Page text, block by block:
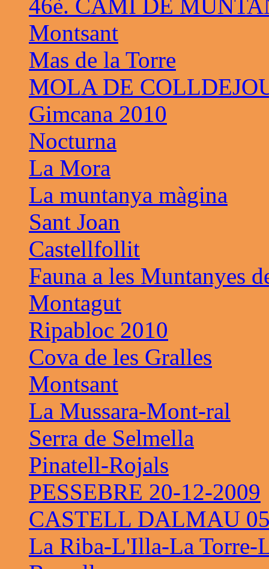
46è. CAMI DE
Montsant
Mas de la Torre
MOLA DE
Gimcana 2010
Nocturna
La Mora
La muntanya màgina
Sant Joan
Castellfollit
Fauna a les Muntanyes
Montagut
Ripabloc 2010
Cova de les Gralles
Montsant
La Mussara-Mont-ral
Serra de Selmella
Pinatell-Rojals
PESSEBRE 20-12-2009
CASTELL DALMAU
La Riba-L'Illa-La Torre-